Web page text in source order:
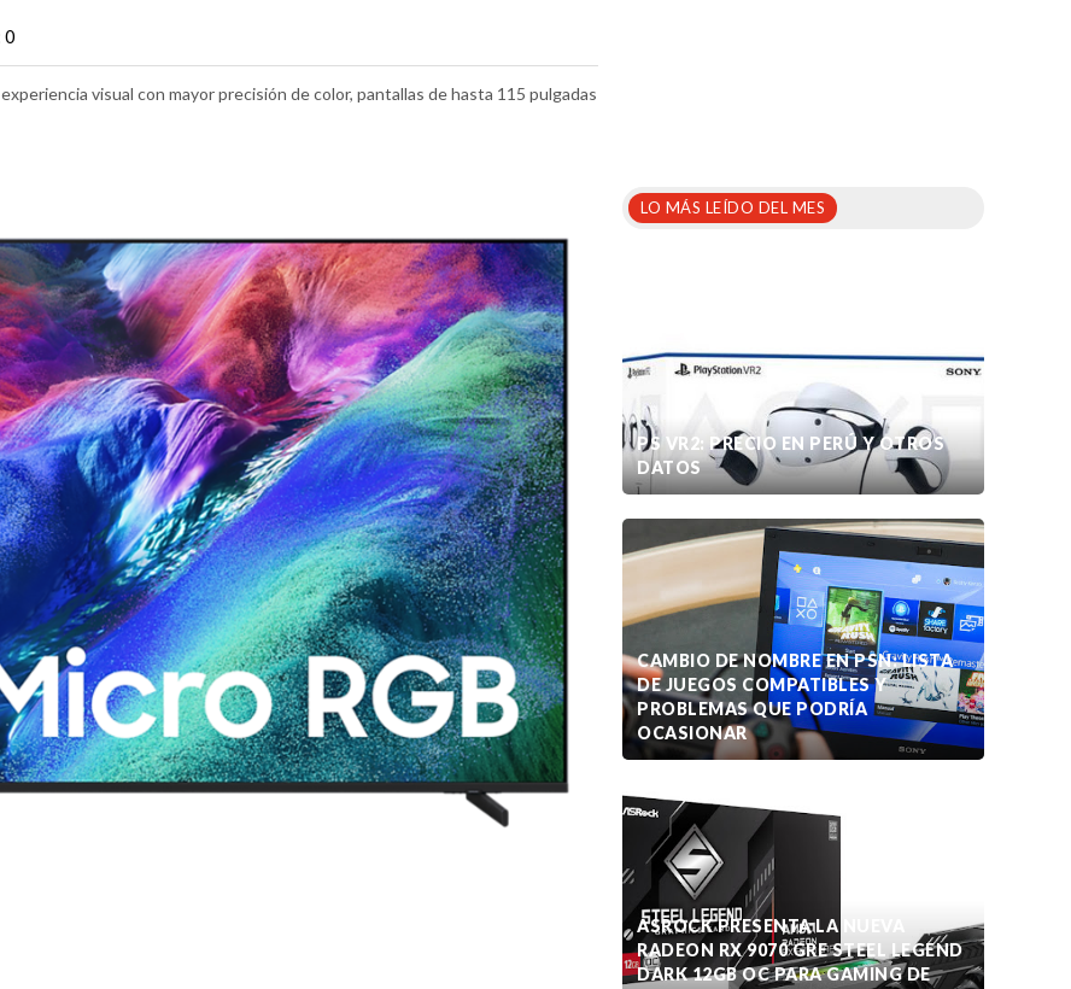
0
visual con mayor precisión de color, pantallas de hasta 115 pulgadas
LO MÁS LEÍDO DEL MES
PS VR2: PRECIO EN PERÚ Y OTROS
DATOS
CAMBIO DE NOMBRE EN PSN: LISTA
DE JUEGOS COMPATIBLES Y
PROBLEMAS QUE PODRÍA
OCASIONAR
ASROCK PRESENTA LA NUEVA
RADEON RX 9070 GRE STEEL LEGEND
DARK 12GB OC PARA GAMING DE